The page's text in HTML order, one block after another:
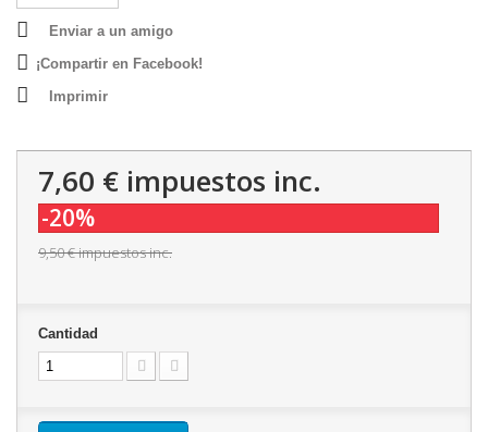
Enviar a un amigo
¡Compartir en Facebook!
Imprimir
7,60 € impuestos inc.
-20%
9,50 €impuestos inc.
Cantidad